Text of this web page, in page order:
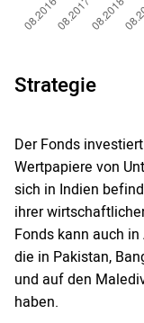
Strategie
Der Fonds
Wertpapiere von
sich in Indien
ihrer
Fonds kann auch
die in Pakistan,
und auf den
haben.